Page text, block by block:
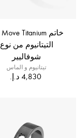
التيتانيوم من نوع
شوفاليير
تيتانيوم و الماس
‏4,830 د.إ.‏